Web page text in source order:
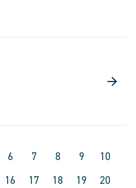
6 7 8 9
10
16 17 18 19
20